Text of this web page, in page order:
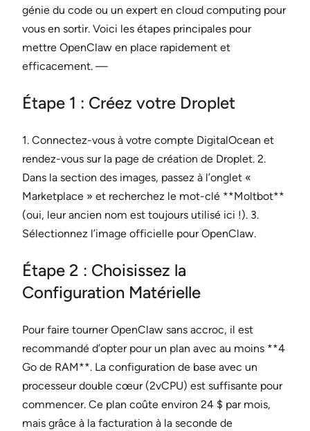
génie du code ou un expert en cloud computing pour
vous en sortir. Voici les étapes principales pour
mettre OpenClaw en place rapidement et
efficacement. —
Étape 1 : Créez votre Droplet
1. Connectez-vous à votre compte DigitalOcean et
rendez-vous sur la page de création de Droplet. 2.
Dans la section des images, passez à l’onglet «
Marketplace » et recherchez le mot-clé **Moltbot**
(oui, leur ancien nom est toujours utilisé ici !). 3.
Sélectionnez l’image officielle pour OpenClaw.
Étape 2 : Choisissez la
Configuration Matérielle
Pour faire tourner OpenClaw sans accroc, il est
recommandé d’opter pour un plan avec au moins **4
Go de RAM**. La configuration de base avec un
processeur double cœur (2vCPU) est suffisante pour
commencer. Ce plan coûte environ 24 $ par mois,
mais grâce à la facturation à la seconde de